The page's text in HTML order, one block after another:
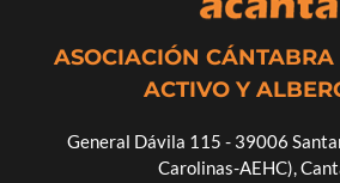
ASOCIACIÓN CÁNTABRA
ACTIVO Y
General Dávila 115 - 39006
Carolinas-AEHC),